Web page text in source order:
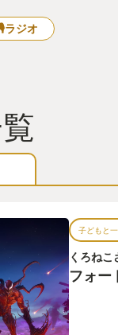
ラジオ
子どもと
くろねこ
フォー